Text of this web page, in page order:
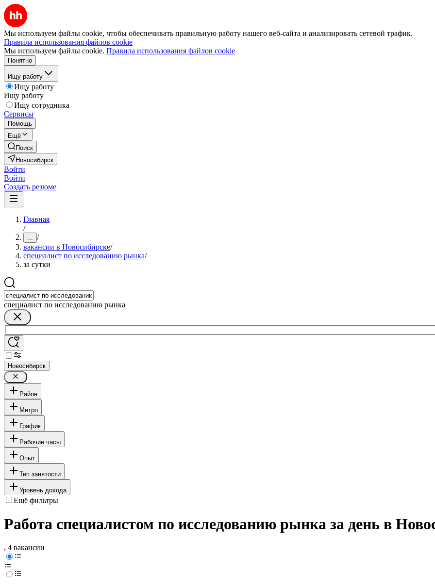
Мы используем файлы cookie, чтобы обеспечивать правильную работу нашего веб-сайта и анализировать сетевой трафик.
Правила использования файлов cookie
Мы используем файлы cookie. Правила использования файлов cookie
Понятно
Ищу работу
Ищу работу
Ищу работу
Ищу сотрудника
Сервисы
Помощь
Ещё
Поиск
Новосибирск
Войти
Войти
Создать резюме
Главная
/
... /
вакансии в Новосибирске/
специалист по исследованию рынка/
за сутки
специалист по исследованию рынка
Новосибирск
Район
Метро
График
Рабочие часы
Опыт
Тип занятости
Уровень дохода
Ещё фильтры
Работа специалистом по исследованию рынка за день в
, 4 вакансии